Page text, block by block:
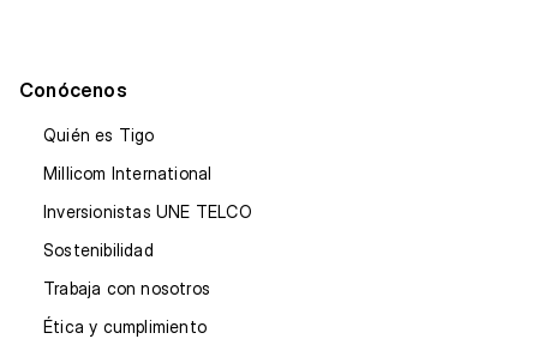
Conócenos
Quién es Tigo
Millicom International
Inversionistas UNE TELCO
Sostenibilidad
Trabaja con nosotros
Ética y cumplimiento